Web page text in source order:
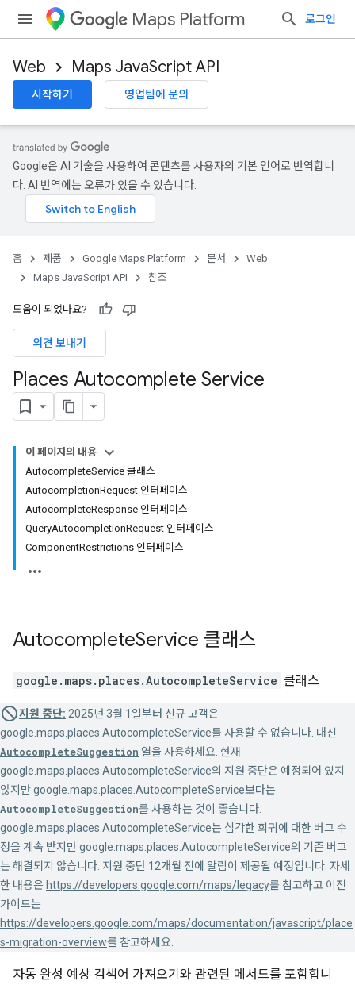
Maps Platform 로그인
Web Maps JavaScript API
시작하기 영업팀에 문의
Google은 AI 기술을 사용하여 콘텐츠를 사용자의 기본 언어로 번역합니
다. AI 번역에는 오류가 있을 수 있습니다.
홈 제품 Google Maps Platform 문서
Web
Maps JavaScript API
참조
도움이 되었나요?
의견 보내기
Places Autocomplete Service
이 페이지의 내용
AutocompleteService 클래스
AutocompletionRequest 인터페이스
AutocompleteResponse 인터페이스
QueryAutocompletionRequest 인터페이스
ComponentRestrictions 인터페이스
AutocompleteService 클래스
google.maps.places.AutocompleteService 클래스
지원 중단: 2025년 3월 1일부터 신규 고객은
google.maps.places.AutocompleteService를 사용할 수 없습니다. 대신
AutocompleteSuggestion 열을 사용하세요. 현재
google.maps.places.AutocompleteService의 지원 중단은 예정되어 있지
않지만 google.maps.places.AutocompleteService보다는
AutocompleteSuggestion를 사용하는 것이 좋습니다.
google.maps.places.AutocompleteService는 심각한 회귀에 대한 버그 수
정을 계속 받지만 google.maps.places.AutocompleteService의 기존 버그
는 해결되지 않습니다. 지원 중단 12개월 전에 알림이 제공될 예정입니다. 자세
한 내용은 https://developers.google.com/maps/legacy를 참고하고 이전
가이드는
https://developers.google.com/maps/documentation/javascript/place
s-migration-overview를 참고하세요.
자동 완성 예상 검색어 가져오기와 관련된 메서드를 포함합니